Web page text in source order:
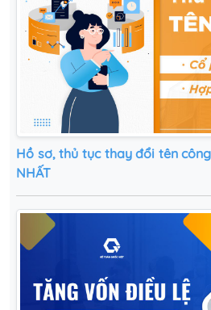
Hồ sơ, thủ tục thay đổi tên
NHẤT